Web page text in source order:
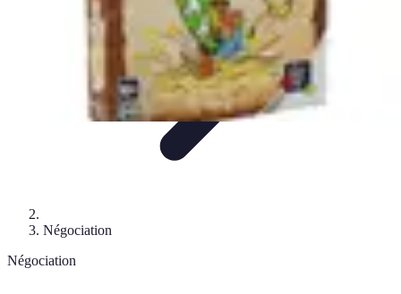
Négociation
Négociation